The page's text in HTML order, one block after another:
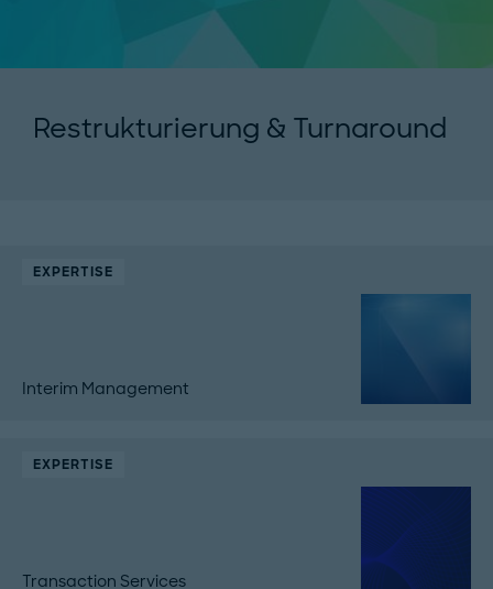
Restrukturierung & Turnaround
EXPERTISE
Interim Management
EXPERTISE
Transaction Services